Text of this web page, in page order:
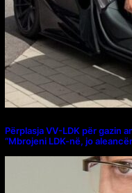
Përplasja VV-LDK për gazin
“Mbrojeni LDK-në, jo